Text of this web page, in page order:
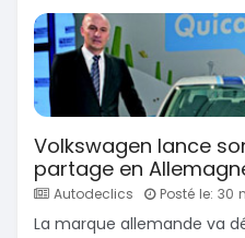
Volkswagen lance
partage en
Autodeclics Posté le: 30
La marque allemande va